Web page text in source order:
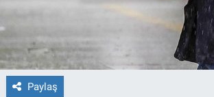
Paylaş
Gerçeğin İzinde